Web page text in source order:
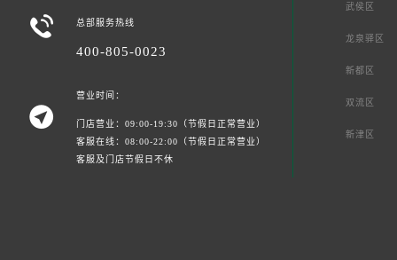
 总部服务热线
400-805-0023

营业时间：
门店营业：09:00-19:30（节假日正常营业）
客服在线：08:00-22:00（节假日正常营业）
客服及门店节假日不休
武侯区
龙泉驿区
新都区
双流区
新津区